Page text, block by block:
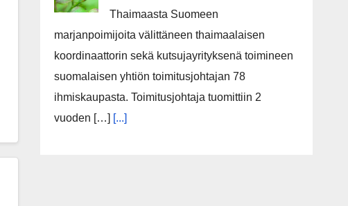
Thaimaasta Suomeen
marjanpoimijoita välittäneen thaimaalaisen
koordinaattorin sekä kutsujayrityksenä toimineen
suomalaisen yhtiön toimitusjohtajan 78
ihmiskaupasta. Toimitusjohtaja tuomittiin 2
vuoden […] [...]